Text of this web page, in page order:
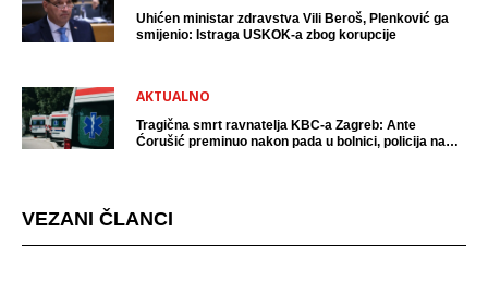
Uhićen ministar zdravstva Vili Beroš, Plenković ga
smijenio: Istraga USKOK-a zbog korupcije
AKTUALNO
Tragična smrt ravnatelja KBC-a Zagreb: Ante
Ćorušić preminuo nakon pada u bolnici, policija na
VEZANI ČLANCI